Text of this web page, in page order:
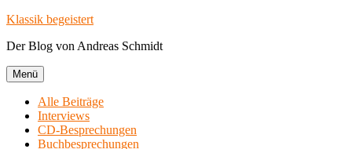
Zum
springen
Klassik begeistert
Der Blog von Andreas Schmidt
Menü
Alle Beiträge
Interviews
CD-Besprechungen
Buchbesprechungen